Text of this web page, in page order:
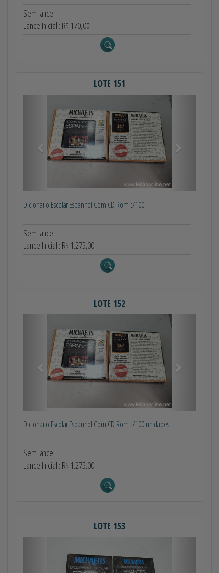
Sem lance
Lance Inicial : R$ 170,00
LOTE 151
Dicionario Escolar Espanhol Com CD Rom c/100
Sem lance
Lance Inicial : R$ 1.275,00
LOTE 152
Dicionario Escolar Espanhol Com CD Rom c/100 unidades
Sem lance
Lance Inicial : R$ 1.275,00
LOTE 153